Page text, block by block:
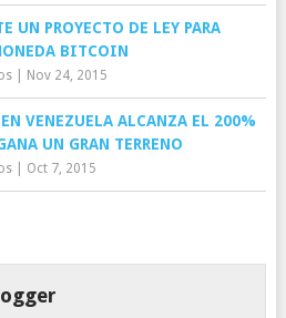
UN PROYECTO DE LEY PARA
BITCOIN
| Nov 24, 2015
VENEZUELA ALCANZA EL 200%
UN GRAN TERRENO
| Oct 7, 2015